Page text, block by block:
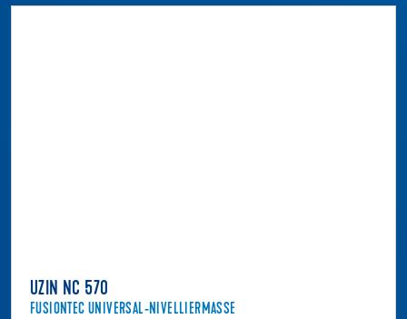
UZIN NC 570
FUSIONTEC UNIVERSAL-NIVELLIERMASSE